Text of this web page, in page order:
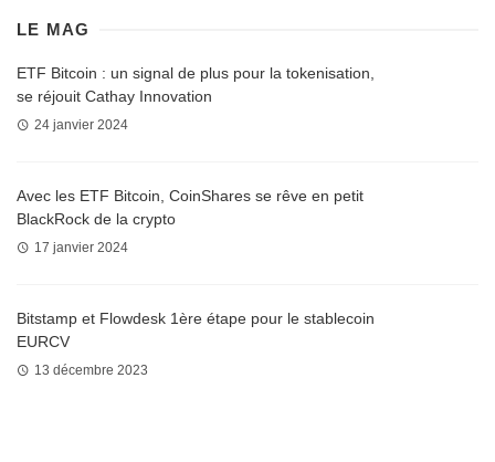
LE MAG
ETF Bitcoin : un signal de plus pour la tokenisation,
se réjouit Cathay Innovation
24 janvier 2024
Avec les ETF Bitcoin, CoinShares se rêve en petit
BlackRock de la crypto
17 janvier 2024
Bitstamp et Flowdesk 1ère étape pour le stablecoin
EURCV
13 décembre 2023